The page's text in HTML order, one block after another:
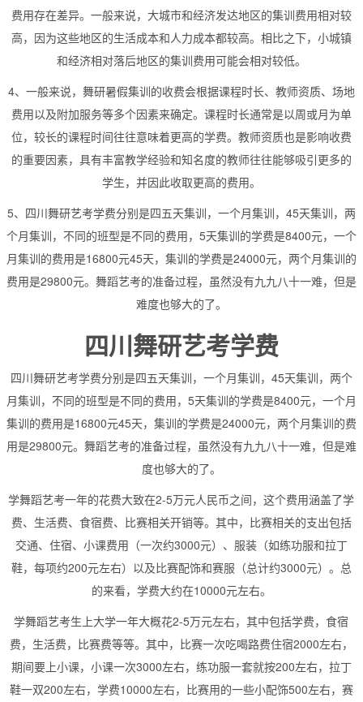
费用存在差异。一般来说，大城市和经济发达地区的集训费用相对较
高，因为这些地区的生活成本和人力成本都较高。相比之下，小城镇
和经济相对落后地区的集训费用可能会相对较低。
4、一般来说，舞研暑假集训的收费会根据课程时长、教师资质、场地
费用以及附加服务等多个因素来确定。课程时长通常是以周或月为单
位，较长的课程时间往往意味着更高的学费。教师资质也是影响收费
的重要因素，具有丰富教学经验和知名度的教师往往能够吸引更多的
学生，并因此收取更高的费用。
5、四川舞研艺考学费分别是四五天集训，一个月集训，45天集训，两
个月集训，不同的班型是不同的费用，5天集训的学费是8400元，一个
月集训的费用是16800元45天，集训的学费是24000元，两个月集训的
费用是29800元。舞蹈艺考的准备过程，虽然没有九九八十一难，但是
难度也够大的了。
四川舞研艺考学费
四川舞研艺考学费分别是四五天集训，一个月集训，45天集训，两个
月集训，不同的班型是不同的费用，5天集训的学费是8400元，一个月
集训的费用是16800元45天，集训的学费是24000元，两个月集训的费
用是29800元。舞蹈艺考的准备过程，虽然没有九九八十一难，但是难
度也够大的了。
学舞蹈艺考一年的花费大致在2-5万元人民币之间，这个费用涵盖了学
费、生活费、食宿费、比赛相关开销等。其中，比赛相关的支出包括
交通、住宿、小课费用（一次约3000元）、服装（如练功服和拉丁
鞋，每项约200元左右）以及比赛配饰和赛服（总计约3000元）。总
的来看，学费大约在10000元左右。
学舞蹈艺考生上大学一年大概花2-5万元左右，其中包括学费，食宿
费，生活费，比赛费等等。其中，比赛一次吃喝路费住宿2000左右，
期间要上小课，小课一次3000左右，练功服一套就按200左右，拉丁
鞋一双200左右，学费10000左右，比赛用的一些小配饰500左右，赛